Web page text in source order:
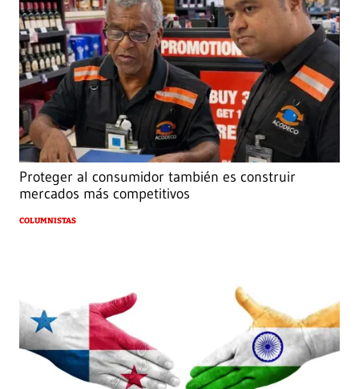
Proteger al consumidor también es construir
mercados más competitivos
COLUMNISTAS